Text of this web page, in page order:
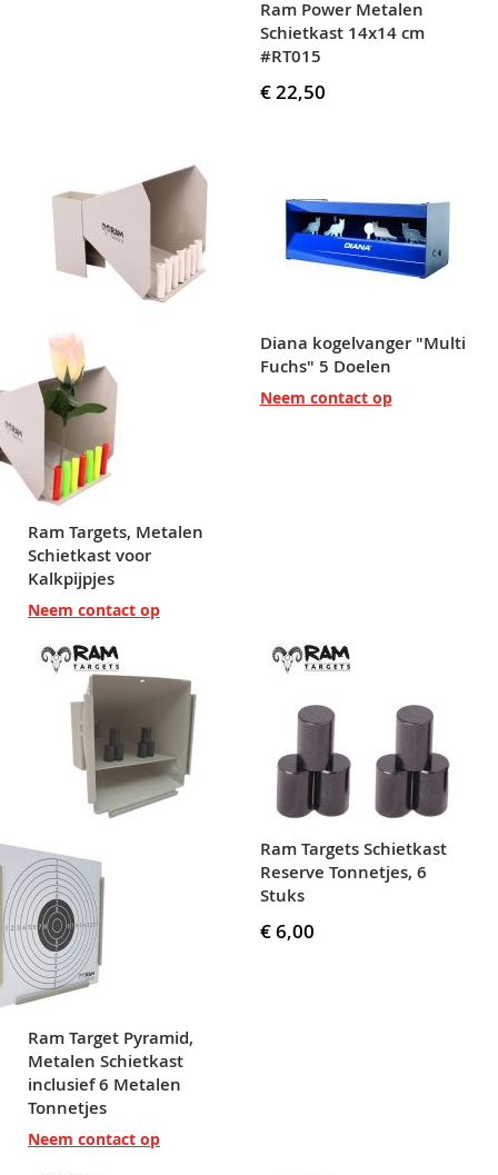
Ram Power Metalen
Schietkast 14x14 cm
#RT015
€ 22,50
Ram Targets, Metalen
Schietkast voor
Kalkpijpjes
Neem contact op
Diana kogelvanger "Multi
Fuchs" 5 Doelen
Neem contact op
Ram Target Pyramid,
Metalen Schietkast
inclusief 6 Metalen
Tonnetjes
Neem contact op
Ram Targets Schietkast
Reserve Tonnetjes, 6
Stuks
€ 6,00